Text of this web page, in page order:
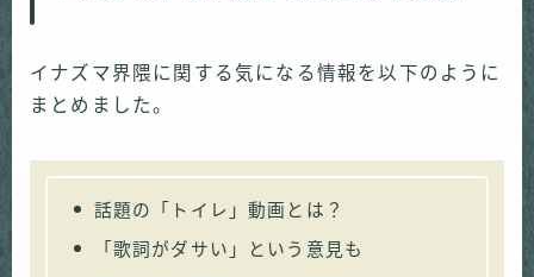
イナズマ界隈に関する気になる情報を以下のように
まとめました。
話題の「トイレ」動画とは？
「歌詞がダサい」という意見も